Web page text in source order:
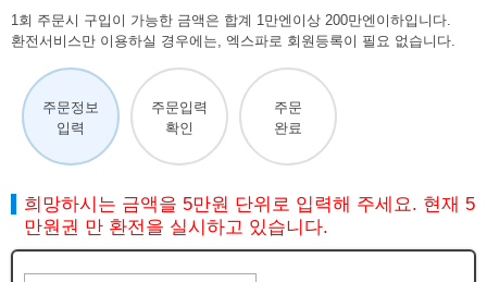
1회 주문시 구입이 가능한 금액은 합계 1만엔이상 200만엔이하입니다.
환전서비스만 이용하실 경우에는, 엑스파로 회원등록이 필요 없습니다.
주문정보
입력
주문입력
확인
주문
완료
희망하시는 금액을 5만원 단위로 입력해 주세요. 현재 5
만원권 만 환전을 실시하고 있습니다.